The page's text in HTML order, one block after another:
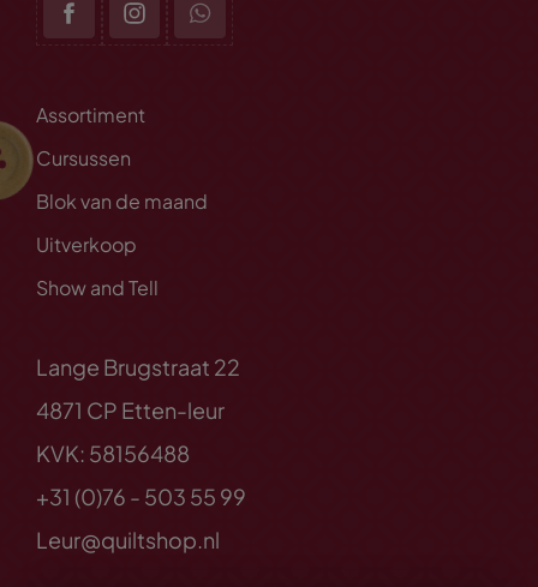
Assortiment
Cursussen
Blok van de maand
Uitverkoop
Show and Tell
Lange Brugstraat 22
4871 CP Etten-leur
KVK: 58156488
+31 (0)76 - 503 55 99
Leur@quiltshop.nl